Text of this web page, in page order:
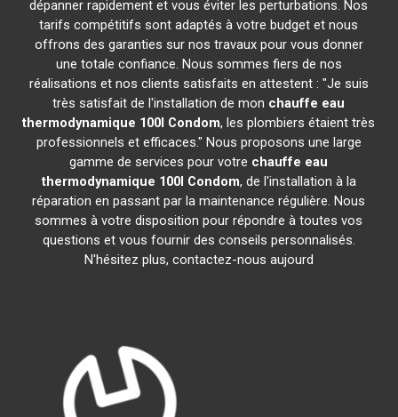
dépanner rapidement et vous éviter les perturbations. Nos
tarifs compétitifs sont adaptés à votre budget et nous
offrons des garanties sur nos travaux pour vous donner
une totale confiance. Nous sommes fiers de nos
réalisations et nos clients satisfaits en attestent : "Je suis
très satisfait de l'installation de mon chauffe eau
thermodynamique 100l Condom, les plombiers étaient très
professionnels et efficaces." Nous proposons une large
gamme de services pour votre chauffe eau
thermodynamique 100l Condom, de l'installation à la
réparation en passant par la maintenance régulière. Nous
sommes à votre disposition pour répondre à toutes vos
questions et vous fournir des conseils personnalisés.
N'hésitez plus, contactez-nous aujourd